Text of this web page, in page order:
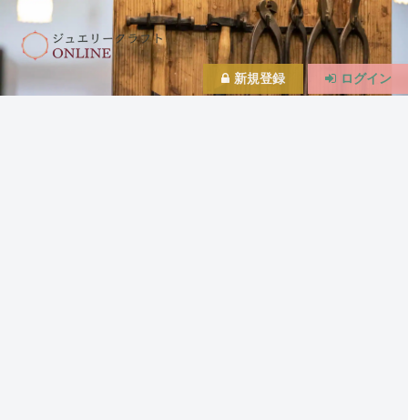
新規登録 ログイン